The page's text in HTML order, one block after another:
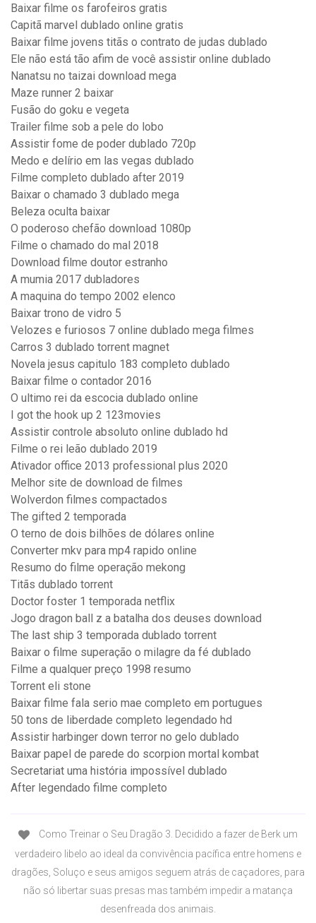
Baixar filme os farofeiros gratis
Capitã marvel dublado online gratis
Baixar filme jovens titãs o contrato de judas dublado
Ele não está tão afim de você assistir online dublado
Nanatsu no taizai download mega
Maze runner 2 baixar
Fusão do goku e vegeta
Trailer filme sob a pele do lobo
Assistir fome de poder dublado 720p
Medo e delírio em las vegas dublado
Filme completo dublado after 2019
Baixar o chamado 3 dublado mega
Beleza oculta baixar
O poderoso chefão download 1080p
Filme o chamado do mal 2018
Download filme doutor estranho
A mumia 2017 dubladores
A maquina do tempo 2002 elenco
Baixar trono de vidro 5
Velozes e furiosos 7 online dublado mega filmes
Carros 3 dublado torrent magnet
Novela jesus capitulo 183 completo dublado
Baixar filme o contador 2016
O ultimo rei da escocia dublado online
I got the hook up 2 123movies
Assistir controle absoluto online dublado hd
Filme o rei leão dublado 2019
Ativador office 2013 professional plus 2020
Melhor site de download de filmes
Wolverdon filmes compactados
The gifted 2 temporada
O terno de dois bilhões de dólares online
Converter mkv para mp4 rapido online
Resumo do filme operação mekong
Titãs dublado torrent
Doctor foster 1 temporada netflix
Jogo dragon ball z a batalha dos deuses download
The last ship 3 temporada dublado torrent
Baixar o filme superação o milagre da fé dublado
Filme a qualquer preço 1998 resumo
Torrent eli stone
Baixar filme fala serio mae completo em portugues
50 tons de liberdade completo legendado hd
Assistir harbinger down terror no gelo dublado
Baixar papel de parede do scorpion mortal kombat
Secretariat uma história impossível dublado
After legendado filme completo
Como Treinar o Seu Dragão 3. Decidido a fazer de Berk um
verdadeiro libelo ao ideal da convivência pacífica entre homens e
dragões, Soluço e seus amigos seguem atrás de caçadores, para
não só libertar suas presas mas também impedir a matança
desenfreada dos animais.